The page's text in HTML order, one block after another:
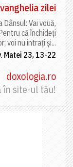
zilei
Vai vouă,
că închideți
voi nu intrați și...
Matei 23, 13-22
doxologia.ro
în site-ul tău!